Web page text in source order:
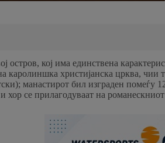
остров, кој има единствена
каролиншка христијанска црква,
манастирот бил изграден помеѓу
хор се прилагодуваат на